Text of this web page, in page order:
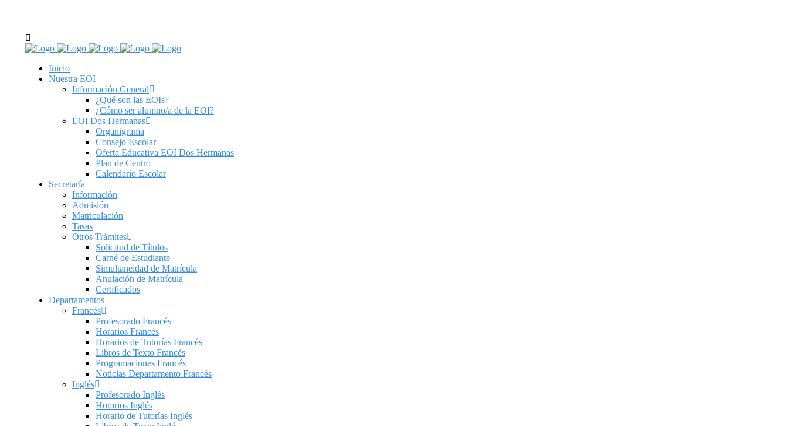
tel: 955 62 43 03
Inicio
Nuestra EOI
Información General
¿Qué son las EOIs?
¿Cómo ser alumno/a de la EOI?
EOI Dos Hermanas
Organigrama
Consejo Escolar
Oferta Educativa EOI Dos Hermanas
Plan de Centro
Calendario Escolar
Secretaría
Información
Admisión
Matriculación
Tasas
Otros Trámites
Solicitud de Títulos
Carné de Estudiante
Simultaneidad de Matrícula
Anulación de Matrícula
Certificados
Departamentos
Francés
Profesorado Francés
Horarios Francés
Horarios de Tutorías Francés
Libros de Texto Francés
Programaciones Francés
Noticias Departamento Francés
Inglés
Profesorado Inglés
Horarios Inglés
Horario de Tutorías Inglés